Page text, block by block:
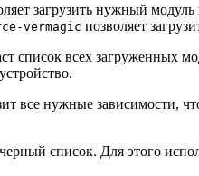
загрузить нужный
vermagic позволяет
список всех загруженных
все нужные зависимости,
список. Для этого